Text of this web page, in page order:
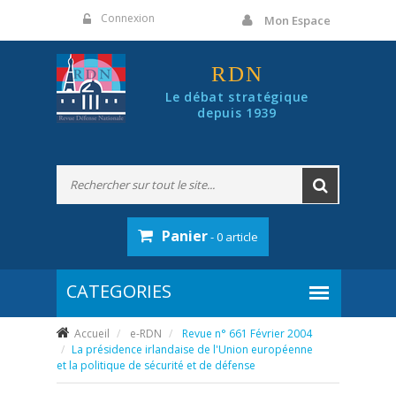
Connexion Mon Espace
RDN
Le débat stratégique
depuis 1939
Panier- 0 article
Accueil e-RDN
Revue n° 661 Février 2004
La présidence irlandaise de l'Union européenne
et la politique de sécurité et de défense